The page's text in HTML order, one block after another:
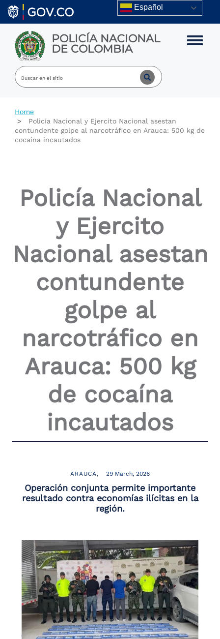
Skip to main content Español
POLICÍA NACIONAL
DE COLOMBIA Toggle
Home
Policía Nacional y Ejercito Nacional asestan
contundente golpe al narcotráfico en Arauca: 500 kg de
cocaína incautados
Policía Nacional
y Ejercito
Nacional asestan
contundente
golpe al
narcotráfico en
Arauca: 500 kg
de cocaína
incautados
ARAUCA 29 March, 2026
Operación conjunta permite importante
resultado contra economías ilícitas en la
región.